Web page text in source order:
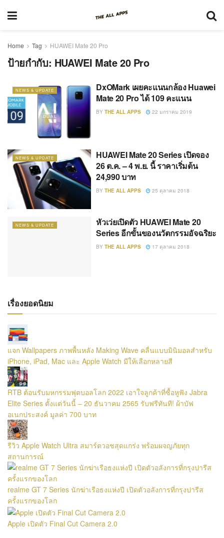
Home Tag HUAWEI Mate 20 Pro
ป้ายกำกับ: HUAWEI Mate 20 Pro
NEWS & UPDATE
DxOMark เผยคะแนนกล้อง Huawei
Mate 20 Pro ได้ 109 คะแนน
BY THE ALL APPS 22 มกราคม 2019
NEWS & UPDATE
HUAWEI Mate 20 Series เปิดจอง
26 ต.ค. – 4 พ.ย. นี้ ราคาเริ่มต้น
24,990 บาท
BY THE ALL APPS 25 ตุลาคม 2018
NEWS & UPDATE
หัวเว่ยเปิดตัว HUAWEI Mate 20
Series อีกขั้นของนวัตกรรมอัจฉริยะ
BY THE ALL APPS 17 ตุลาคม 2018
เรื่องยอดนิยม
แจก Wallpapers ภาพพื้นหลัง Making Wave คลื่นแบบมินิมอลสำหรับ
iPhone, iPad, Mac และ Apple Watch มีให้เลือกหลายสี
RTB ต้อนรับมหกรรมฟุตบอลโลก 2022 เอาใจลูกค้าที่ซื้อหูฟัง Jabra
Elite Series ตั้งแต่วันนี้ – 20 ธันวาคม 2565 รับฟรีทันที! ผ้าบัฟ
อเนกประสงค์ มูลค่า 700 บาท
รีวิว Apple Watch Ultra สมาร์ตวอชสุดแกร่ง พร้อมผจญภัยทุก
สถานการณ์
realme GT 7 Series นักฆ่าเรือธงแห่งปี เปิดตัวอลังการที่กรุงปารีส
ครั้งแรกของโลก
Apple เปิดตัว Final Cut Camera 2.0